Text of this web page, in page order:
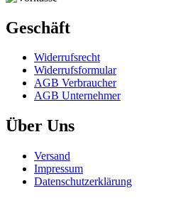
Geschäft
Widerrufs­recht
Widerrufs­formular
AGB Verbraucher
AGB Unternehmer
Über Uns
Versand
Impressum
Daten­schutz­erklärung